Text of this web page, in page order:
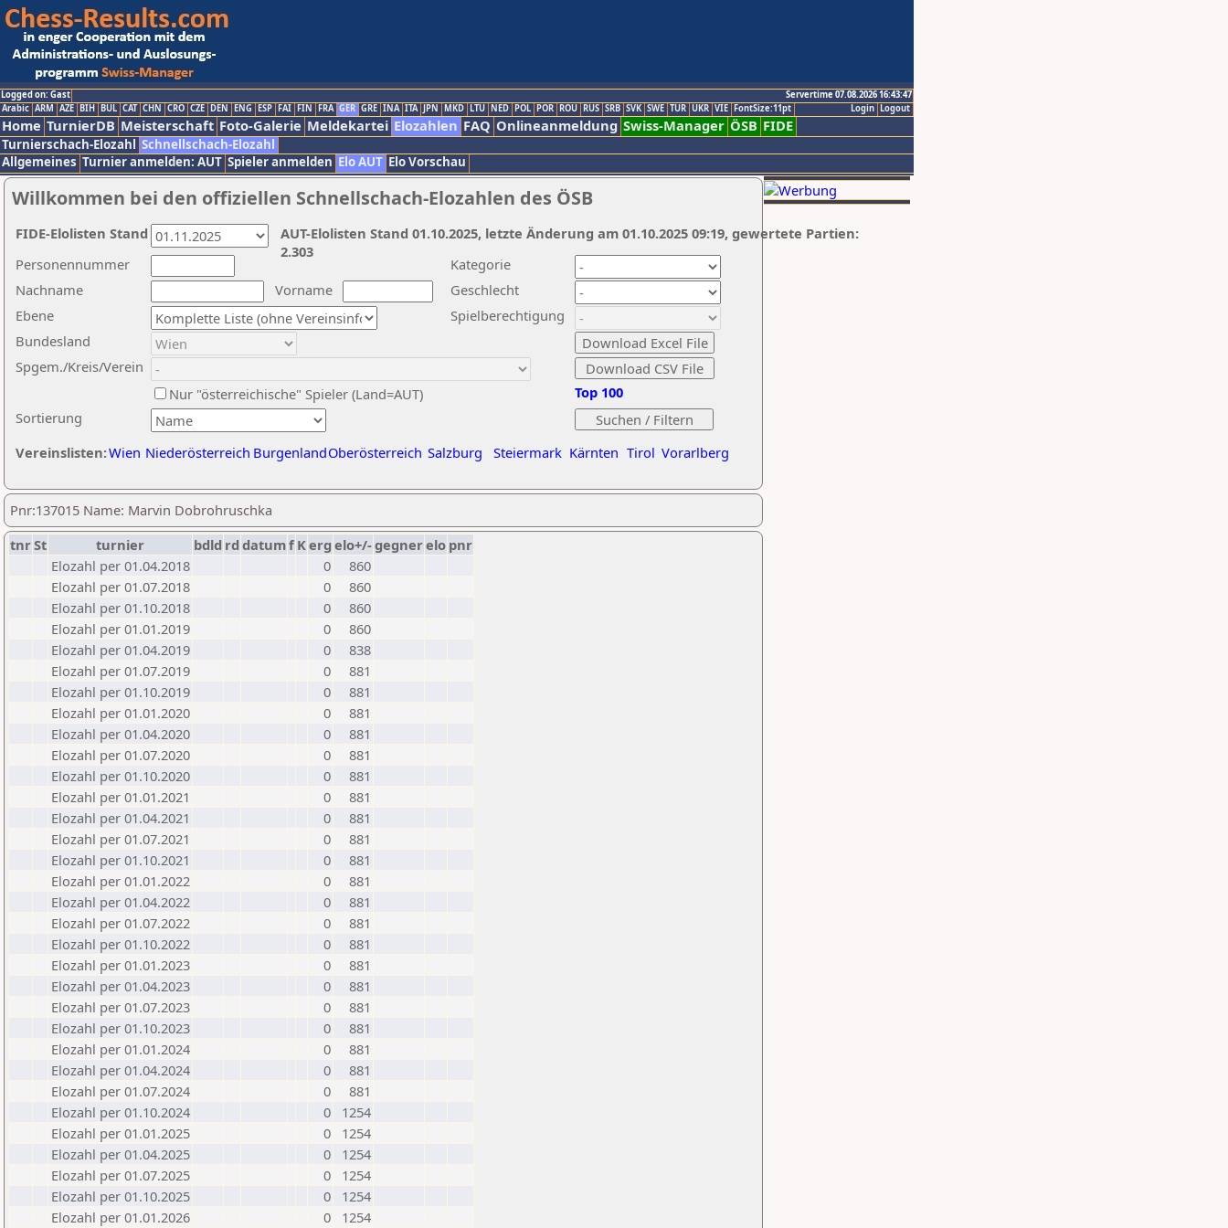
Logged on: Gast
Servertime 07.08.2026 16:43:47
Logout
Login
Arabic ARM AZE BIH BUL CAT CHN CRO CZE DEN ENG ESP FAI FIN FRA GER GRE INA ITA JPN MKD LTU NED POL POR ROU RUS SRB SVK SWE TUR UKR VIE FontSize:11pt
Home TurnierDB Meisterschaft Foto-Galerie Meldekartei Elozahlen FAQ Onlineanmeldung Swiss-Manager ÖSB FIDE
Turnierschach-Elozahl Schnellschach-Elozahl
Allgemeines Turnier anmelden: AUT Spieler anmelden Elo AUT Elo Vorschau
Willkommen bei den offiziellen Schnellschach-Elozahlen des ÖSB
Nachname
Vorname
Ebene
Kategorie
Sortierung
Personennummer
Bundesland
Spgem./Kreis/Verein
Geschlecht
Nur "österreichische" Spieler (Land=AUT)
Spielberechtigung
Vereinslisten:Wien Niederösterreich BurgenlandOberösterreich Salzburg Steiermark Kärnten Tirol Vorarlberg
Top 100
AUT-Elolisten Stand 01.10.2025, letzte Änderung am 01.10.2025 09:19, gewertete Partien:
2.303
FIDE-Elolisten Stand
Pnr:137015 Name: Marvin Dobrohruschka
tnrSt turnier bdld rd datumf Kerg elo+/-gegnerelo pnr
Elozahl per 01.04.2018
0
860
Elozahl per 01.07.2018
0
860
Elozahl per 01.10.2018
0
860
Elozahl per 01.01.2019
0
860
Elozahl per 01.04.2019
0
838
Elozahl per 01.07.2019
0
881
Elozahl per 01.10.2019
0
881
Elozahl per 01.01.2020
0
881
Elozahl per 01.04.2020
0
881
Elozahl per 01.07.2020
0
881
Elozahl per 01.10.2020
0
881
Elozahl per 01.01.2021
0
881
Elozahl per 01.04.2021
0
881
Elozahl per 01.07.2021
0
881
Elozahl per 01.10.2021
0
881
Elozahl per 01.01.2022
0
881
Elozahl per 01.04.2022
0
881
Elozahl per 01.07.2022
0
881
Elozahl per 01.10.2022
0
881
Elozahl per 01.01.2023
0
881
Elozahl per 01.04.2023
0
881
Elozahl per 01.07.2023
0
881
Elozahl per 01.10.2023
0
881
Elozahl per 01.01.2024
0
881
Elozahl per 01.04.2024
0
881
Elozahl per 01.07.2024
0
881
Elozahl per 01.10.2024
0
1254
Elozahl per 01.01.2025
0
1254
Elozahl per 01.04.2025
0
1254
Elozahl per 01.07.2025
0
1254
Elozahl per 01.10.2025
0
1254
Elozahl per 01.01.2026
0 1254